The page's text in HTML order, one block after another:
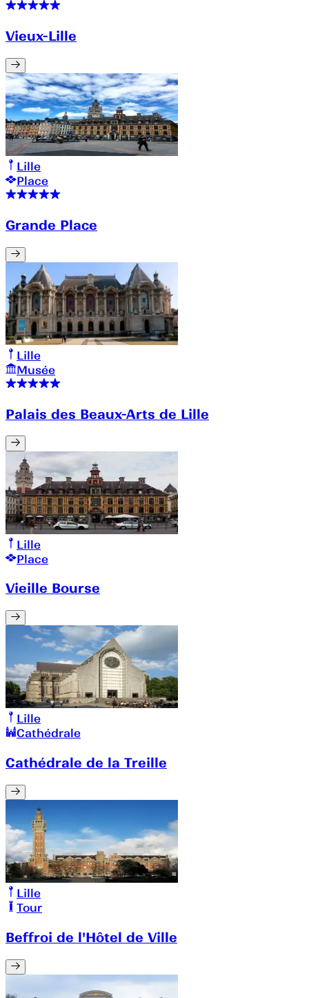
Vieux-Lille
Lille
Place
Grande Place
Lille
Musée
Palais des Beaux-Arts de Lille
Lille
Place
Vieille Bourse
Lille
Cathédrale
Cathédrale de la Treille
Lille
Tour
Beffroi de l'Hôtel de Ville